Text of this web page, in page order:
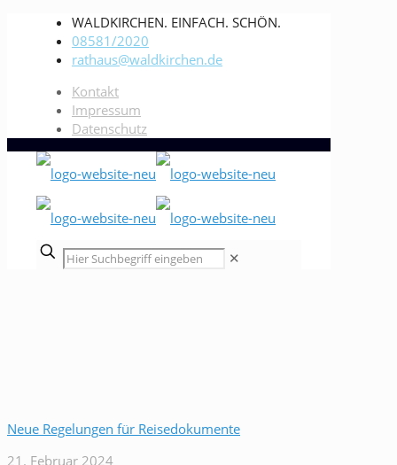
WALDKIRCHEN. EINFACH. SCHÖN.
08581/2020
rathaus@waldkirchen.de
Kontakt
Impressum
Datenschutz
✕
Neue Regelungen für Reisedokumente
21. Februar 2024